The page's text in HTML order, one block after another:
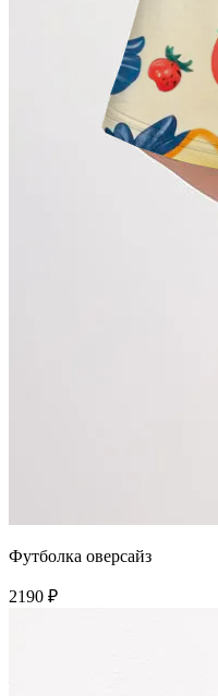
Футболка оверсайз
2190 ₽